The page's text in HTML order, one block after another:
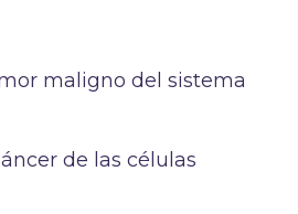
maligno del sistema
de las células